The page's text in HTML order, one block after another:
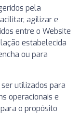
pela
agilizar e
entre o Website
estabelecida
ou para
utilizados para
operacionais e
o propósito